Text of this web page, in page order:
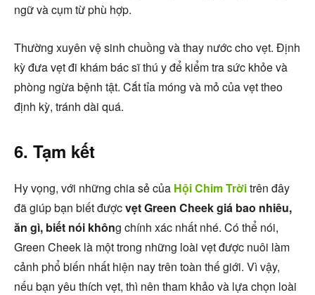
ngữ và cụm từ phù hợp.
Thường xuyên vệ sinh chuồng và thay nước cho vẹt. Định
kỳ đưa vẹt đi khám bác sĩ thú y để kiểm tra sức khỏe và
phòng ngừa bệnh tật. Cắt tỉa móng và mỏ của vẹt theo
định kỳ, tránh dài quá.
6. Tạm kết
Hy vọng, với những chia sẻ của Hội Chim Trờitrên đây
đã giúp bạn biết đượcvẹt Green Cheek giá bao nhiêu,
ăn gì, biết nói không chính xác nhất nhé. Có thể nói,
Green Cheek là một trong những loài vẹt được nuôi làm
cảnh phổ biến nhất hiện nay trên toàn thế giới. Vì vậy,
nếu bạn yêu thích vẹt, thì nên tham khảo và lựa chọn loài